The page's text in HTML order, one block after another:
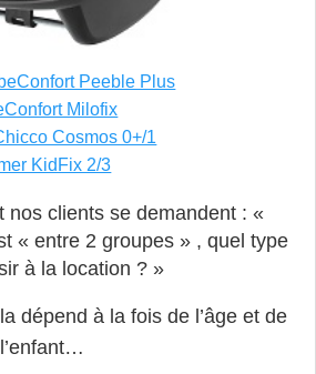
Peeble Plus
Milofix
Cosmos 0+/1
KidFix 2/3
nos clients se demandent : «
« entre 2 groupes » , quel type
à la location ? »
dépend à la fois de l’âge et de